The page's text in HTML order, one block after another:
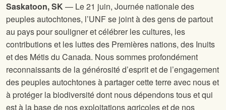
Saskatoon, SK— Le 21 juin, Journée nationale des
peuples autochtones, l’UNF se joint à des gens de partout
au pays pour souligner et célébrer les cultures, les
contributions et les luttes des Premières nations, des Inuits
et des Métis du Canada. Nous sommes profondément
reconnaissants de la générosité d’esprit et de l’engagement
des peuples autochtones à partager cette terre avec nous et
à protéger la biodiversité dont nous dépendons tous et qui
est à la base de nos exploitations agricoles et de nos